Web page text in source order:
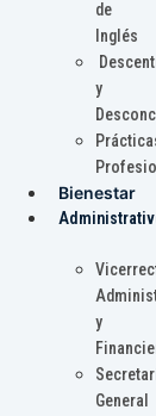
de
Inglés
y
Bienestar
y
General